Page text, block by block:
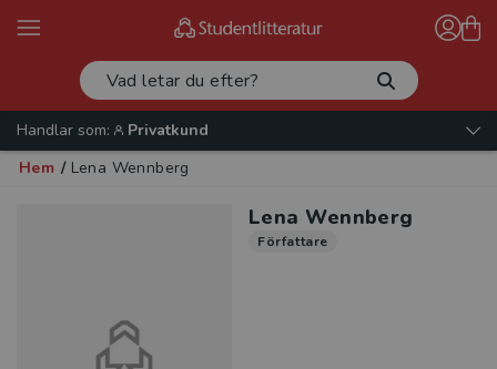
Handlar som:
Privatkund
Hem / Lena Wennberg
Lena Wennberg
Författare